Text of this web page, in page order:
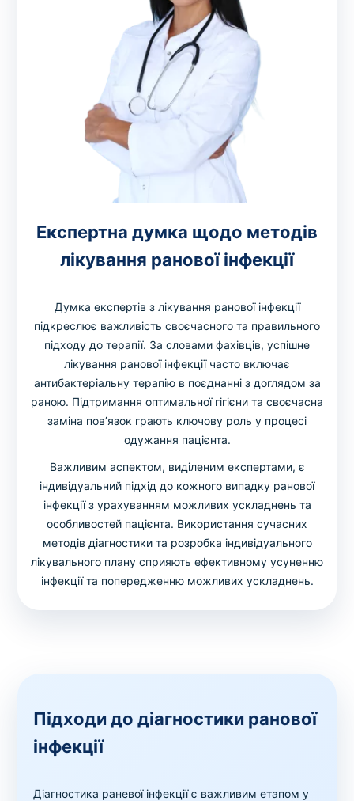
Експертна думка щодо методів
лікування ранової інфекції
Думка експертів з лікування ранової інфекції
підкреслює важливість своєчасного та правильного
підходу до терапії. За словами фахівців, успішне
лікування ранової інфекції часто включає
антибактеріальну терапію в поєднанні з доглядом за
раною. Підтримання оптимальної гігієни та своєчасна
заміна пов’язок грають ключову роль у процесі
одужання пацієнта.
Важливим аспектом, виділеним експертами, є
індивідуальний підхід до кожного випадку ранової
інфекції з урахуванням можливих ускладнень та
особливостей пацієнта. Використання сучасних
методів діагностики та розробка індивідуального
лікувального плану сприяють ефективному усуненню
інфекції та попередженню можливих ускладнень.
Підходи до діагностики ранової
інфекції
Діагностика раневої інфекції є важливим етапом у